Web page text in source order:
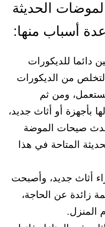
الحديثة
أسباب منها:
دائما للديكورات
التخلص من الديكورات
ومن ثم
بأجهزة أو أثاث جديد،
صيحات الموضة
المتاحة في هذا
أثاث جديد، وأصبحت
زائدة عن الحاجة،
المنزل.